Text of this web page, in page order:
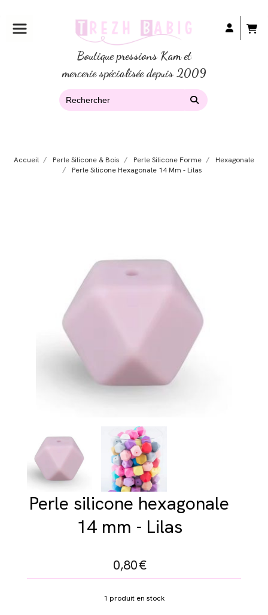
Boutique pressions Kam et
mercerie spécialisée depuis 2009
Accueil Perle Silicone & Bois Perle Silicone Forme
Hexagonale
Perle Silicone Hexagonale 14 Mm - Lilas
Perle silicone hexagonale
14 mm - Lilas
0,80€
1 produit en stock